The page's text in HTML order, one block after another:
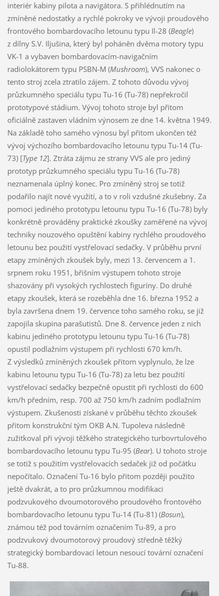
interiér kabiny pilota a navigátora. S přihlédnutím na
zmíněné nedostatky a rychlé pokroky ve vývoji proudového
frontového bombardovacího letounu typu Il-28 (Beagle)
z dílny S.V. Iljušina, který byl poháněn dvěma motory typu
VK-1 a vybaven bombardovacím-navigačním
radiolokátorem typu PSBN-M (Mushroom), VVS nakonec o
tento stroj zcela ztratilo zájem. Z tohoto důvodu vývoj
průzkumného speciálu typu Tu-16 (Tu-78) nepřekročil
prototypové stádium. Vývoj tohoto stroje byl přitom
oficiálně zastaven vládním výnosem ze dne 14. května 1949.
Na základě toho samého výnosu byl přitom ukončen též
vývoj výchozího bombardovacího letounu typu Tu-14 (Tu-
73) [Type 12]. Ztráta zájmu ze strany VVS ale pro jediný
prototyp průzkumného speciálu typu Tu-16 (Tu-78)
neznamenala úplný konec. Pro zmíněný stroj se totiž
podařilo najít nové využití, a to v roli vzdušné zkušebny. Za
pomoci jediného prototypu letounu typu Tu-16 (Tu-78) byly
konkrétně prováděny praktické zkoušky zaměřené na vývoj
techniky nouzového opuštění kabiny rychlého proudového
letounu bez použití vystřelovací sedačky. V průběhu první
etapy zmíněných zkoušek byly, mezi 13. červencem a 1.
srpnem roku 1951, břišním výstupem tohoto stroje
shazovány při vysokých rychlostech figuríny. Do druhé
etapy zkoušek, která se rozeběhla dne 16. března 1952 a
byla završena dnem 19. července toho samého roku, se již
zapojila skupina parašutistů. Dne 8. července jeden z nich
kabinu jediného prototypu letounu typu Tu-16 (Tu-78)
opustil podlažním výstupem při rychlosti 670 km/h.
Z výsledků zmíněných zkoušek přitom vyplynulo, že lze
kabinu letounu typu Tu-16 (Tu-78) za letu bez použití
vystřelovací sedačky bezpečně opustit při rychlosti do 600
km/h předním, resp. 700 až 750 km/h zadním podlažním
výstupem. Zkušenosti získané v průběhu těchto zkoušek
přitom konstrukční tým OKB A.N. Tupoleva následně
zužitkoval při vývoji těžkého strategického turbovrtulového
bombardovacího letounu typu Tu-95 (Bear). U tohoto stroje
se totiž s použitím vystřelovacích sedaček již od počátku
nepočítalo. Označení Tu-16 bylo přitom později použito
ještě dvakrát, a to pro průzkumnou modifikaci
podzvukového dvoumotorového proudového frontového
bombardovacího letounu typu Tu-14 (Tu-81) (Bosun),
známou též pod továrním označením Tu-89, a pro
podzvukový dvoumotorový proudový středně těžký
strategický bombardovací letoun nesoucí tovární označení
Tu-88.